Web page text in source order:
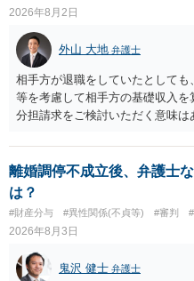
2026年8月2日
外山 大地 弁護士
相手方が退職をしていたとして
等を考慮して相手方の基礎収入
分担請求をご検討いただく意味
て、ご検討いただくのが良いかと
離婚調停不成立後、弁護士
は？
#財産分与 #異性関係(不貞等) #審判
2026年8月3日
鬼沢 健士 弁護士